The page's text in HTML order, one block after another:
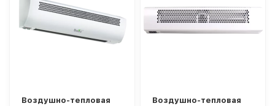
Воздушно-тепловая
Воздушно-тепловая